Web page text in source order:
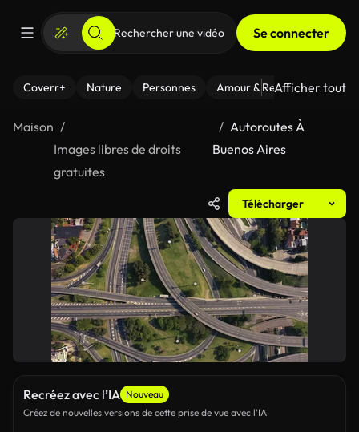
Se connecter
Coverr+ Nature Personnes Amour & Relations Le
Afficher tout
Maison
Images libres de droits
gratuites
Autoroutes À
Buenos Aires
Télécharger
Recréez avec l’IA Nouveau
Créez de nouvelles versions de cette prise de vue avec l’IA